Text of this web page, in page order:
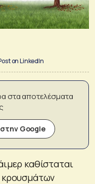
on LinkedIn
στα αποτελέσματα
Google
καθίσταται
κρουσμάτων